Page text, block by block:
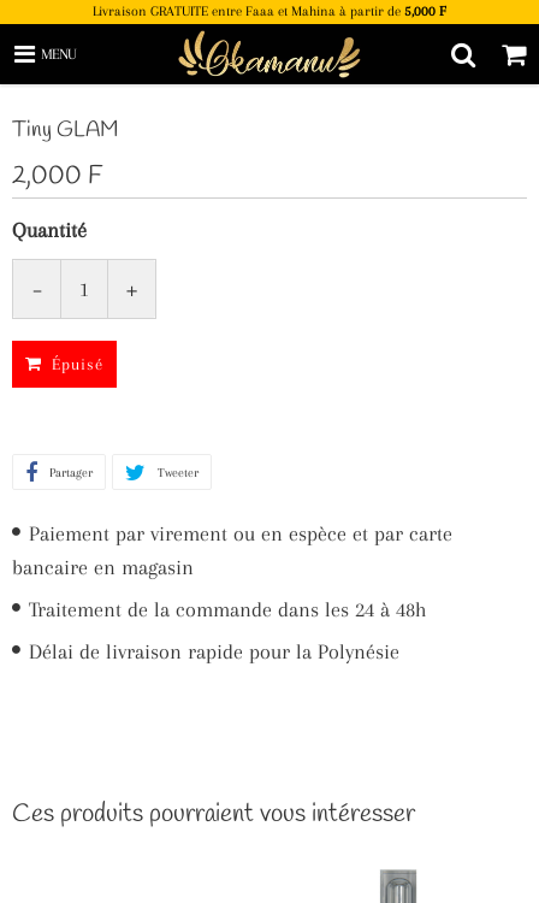
Livraison GRATUITE entre Faaa et Mahina à partir de 5,000 F
MENU
Tiny GLAM
2,000 F
Quantité
+
-
Épuisé
Partager Partager
Facebook
Tweeter
Twitter
Paiement par virement ou en espèce et par carte
bancaire en magasin
Traitement de la commande dans les 24 à 48h
Délai de livraison rapide pour la Polynésie
Ces produits pourraient vous intéresser